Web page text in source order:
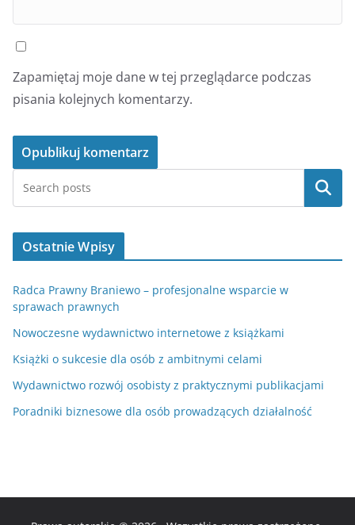
Zapamiętaj moje dane w tej przeglądarce podczas
pisania kolejnych komentarzy.
Szukaj
Ostatnie Wpisy
Radca Prawny Braniewo – profesjonalne wsparcie w
sprawach prawnych
Nowoczesne wydawnictwo internetowe z książkami
Książki o sukcesie dla osób z ambitnymi celami
Wydawnictwo rozwój osobisty z praktycznymi publikacjami
Poradniki biznesowe dla osób prowadzących działalność